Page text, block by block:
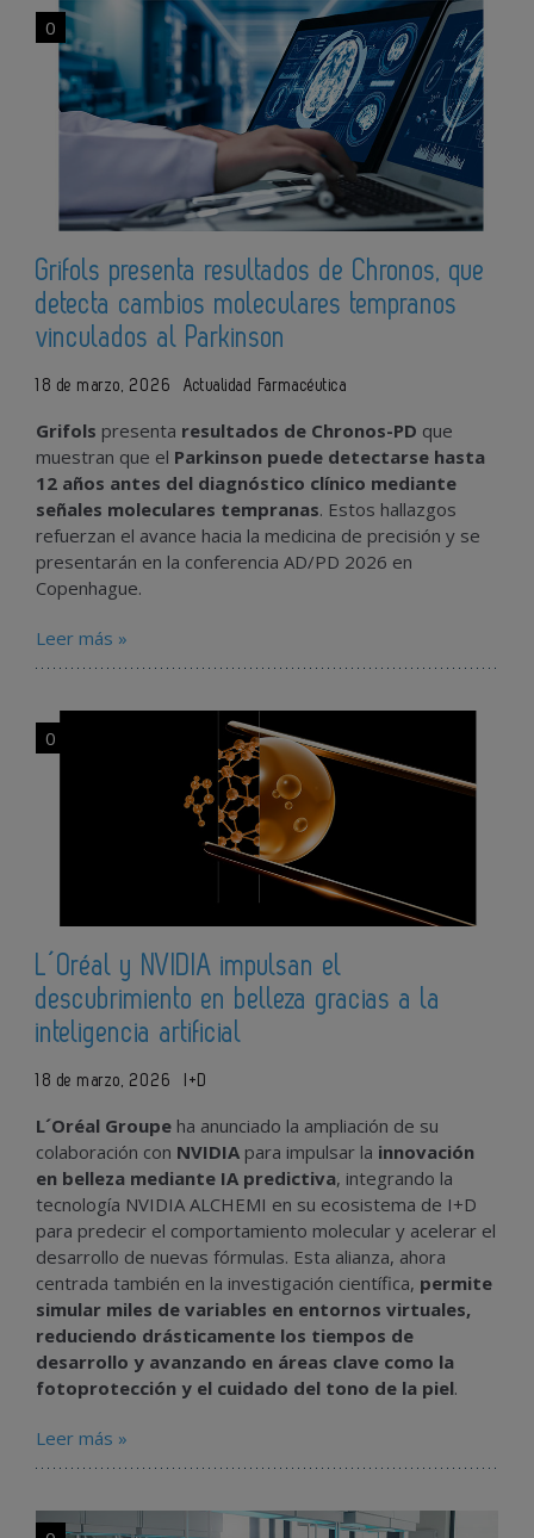
0
Grifols presenta resultados de Chronos, que
detecta cambios moleculares tempranos
vinculados al Parkinson
18 de marzo, 2026 Actualidad Farmacéutica
Grifols presenta resultados de Chronos-PD que
muestran que el Parkinson puede detectarse hasta
12 años antes del diagnóstico clínico mediante
señales moleculares tempranas. Estos hallazgos
refuerzan el avance hacia la medicina de precisión y se
presentarán en la conferencia AD/PD 2026 en
Copenhague.
Leer más »
0
L´Oréal y NVIDIA impulsan el
descubrimiento en belleza gracias a la
inteligencia artificial
18 de marzo, 2026 I+D
L´Oréal Groupe ha anunciado la ampliación de su
colaboración con NVIDIA para impulsar la innovación
en belleza mediante IA predictiva, integrando la
tecnología NVIDIA ALCHEMI en su ecosistema de I+D
para predecir el comportamiento molecular y acelerar el
desarrollo de nuevas fórmulas. Esta alianza, ahora
centrada también en la investigación científica, permite
simular miles de variables en entornos virtuales,
reduciendo drásticamente los tiempos de
desarrollo y avanzando en áreas clave como la
fotoprotección y el cuidado del tono de la piel.
Leer más »